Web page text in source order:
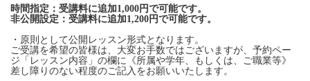
時間指定：受講料に追加1,000円で可能です。
非公開設定：受講料に追加1,200円で可能です。
・原則として公開レッスン形式となります。
ご受講を希望の皆様は、大変お手数ではございますが、予約ペー
ジ「レッスン内容」の欄に《所属や学年、もしくは、ご職業等》
差し障りのない程度のご記入をお願いいたします。